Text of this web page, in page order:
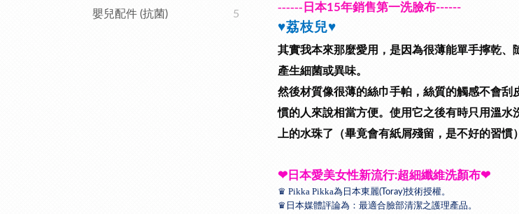
嬰兒配件 (抗菌) 5 ------ 日本15年銷售第一洗臉布------
♥荔枝兒♥
其實我本來那麼愛用，是因為很薄能單手擰乾
產生細菌或異味。
然後材質像很薄的絲巾手帕，絲質的觸感不會
慣的人來說相當方便。使用它之後有時只用溫水
上的水珠了（畢竟會有紙屑殘留，是不好的習慣）
❤ 日本愛美女性新流行:超細纖維洗顏布❤
♛ Pikka Pikka為日本東麗(Toray)技術授權。
♛ 日本媒體評論為：最適合臉部清潔之護理產品。